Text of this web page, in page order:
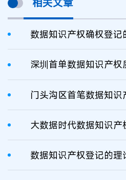
相关文章